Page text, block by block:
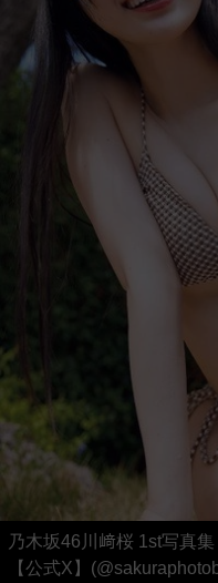
乃木坂46川﨑桜 1st写真
【公式X】